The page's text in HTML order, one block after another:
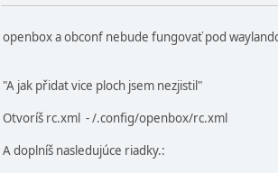
openbox a obconf nebude fungovať pod
"A jak přidat vice ploch jsem nezjistil"
Otvoríš rc.xml - /.config/openbox/rc.xml
A doplníš nasledujúce riadky.: